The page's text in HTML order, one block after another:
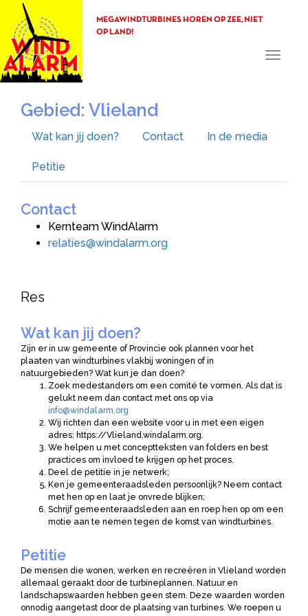
MEGAWINDTURBINES HOREN OP ZEE, NIET
OP LAND!
Toggle
Gebied: Vlieland
Wat kan jij doen? Contact In de media
Petitie
Contact
Kernteam WindAlarm
relaties@windalarm.org
Res
Wat kan jij doen?
Zijn er in uw gemeente of Provincie ook plannen voor het
plaaten van windturbines vlakbij woningen of in
natuurgebieden? Wat kun je dan doen?
Zoek medestanders om een comité te vormen. Als dat is
gelukt neem dan contact met ons op via
info@windalarm.org
Wij richten dan een website voor u in met een eigen
adres: https://Vlieland.windalarm.org.
We helpen u met conceptteksten van folders en best
practices om invloed te krijgen op het proces.
Deel de petitie in je netwerk;
Ken je gemeenteraadsleden persoonlijk? Neem contact
met hen op en laat je onvrede blijken;
Schrijf gemeenteraadsleden aan en roep hen op om een
motie aan te nemen tegen de komst van windturbines.
Petitie
De mensen die wonen, werken en recreëren in Vlieland worden
allemaal geraakt door de turbineplannen. Natuur en
landschapswaarden hebben geen stem. Deze waarden worden
onnodig aangetast door de plaatsing van turbines. We roepen u